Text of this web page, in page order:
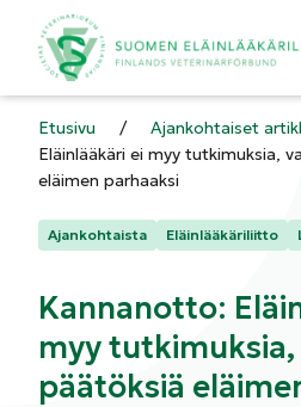
Etusivu / Ajankohtaiset
Eläinlääkäri ei myy tutkimuksia,
eläimen parhaaksi
Kategoriat:
Ajankohtaista Eläinlääkäriliitto
Kannanotto:
myy
päätöksiä